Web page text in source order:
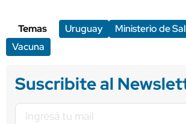
Temas Uruguay
Ministerio de
Vacuna
Suscribite al